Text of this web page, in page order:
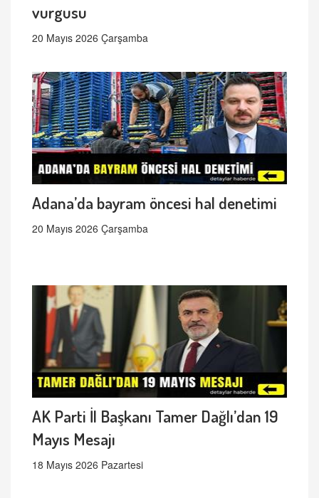
vurgusu
20 Mayıs 2026 Çarşamba
Adana’da bayram öncesi hal denetimi
20 Mayıs 2026 Çarşamba
AK Parti İl Başkanı Tamer Dağlı’dan 19
Mayıs Mesajı
18 Mayıs 2026 Pazartesi